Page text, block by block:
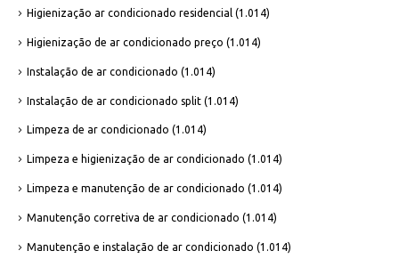
Higienização ar condicionado residencial (1.014)
Higienização de ar condicionado preço (1.014)
Instalação de ar condicionado (1.014)
Instalação de ar condicionado split (1.014)
Limpeza de ar condicionado (1.014)
Limpeza e higienização de ar condicionado (1.014)
Limpeza e manutenção de ar condicionado (1.014)
Manutenção corretiva de ar condicionado (1.014)
Manutenção e instalação de ar condicionado (1.014)